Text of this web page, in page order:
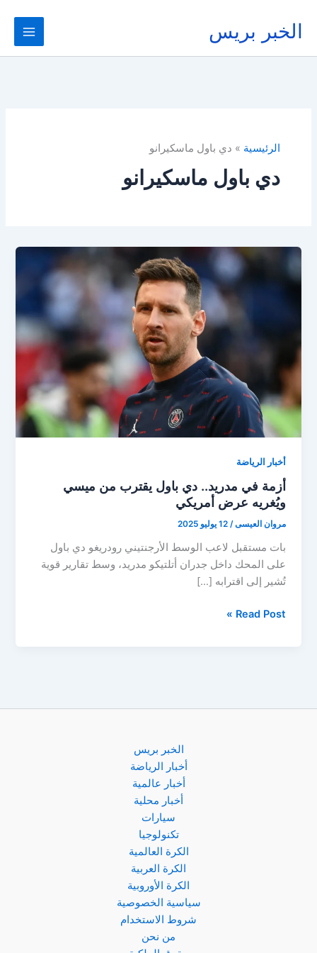
المحتوى
الخبر بريس
الرئيسية دي باول ماسكيرانو
دي باول ماسكيرانو
أخبار الرياضة
أزمة في مدريد.. دي باول يقترب من ميسي
ويُغريه عرض أمريكي
مروان العيسى/12 يوليو 2025
بات مستقبل لاعب الوسط الأرجنتيني رودريغو دي باول
على المحك داخل جدران أتلتيكو مدريد، وسط تقارير قوية
تُشير إلى اقترابه […]
أزمة
Read Post »
الخبر بريس
أخبار الرياضة
أخبار عالمية
أخبار محلية
سيارات
تكنولوجيا
الكرة العالمية
الكرة العربية
الكرة الأوروبية
سياسية الخصوصية
شروط الاستخدام
من نحن